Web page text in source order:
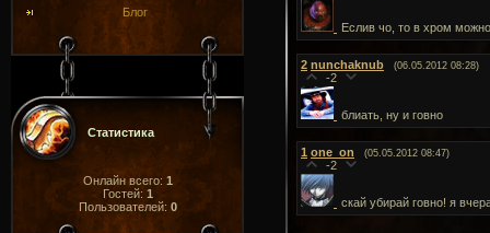
Блог
Статистика
Онлайн всего: 1
Гостей: 1
Пользователей: 0
Еслив чо, то в хром
2 nunchaknub (06.05.2012 08:28)
-2
блиать, ну и говно
1 one_on (05.05.2012 08:47)
-2
скай убирай говно! я